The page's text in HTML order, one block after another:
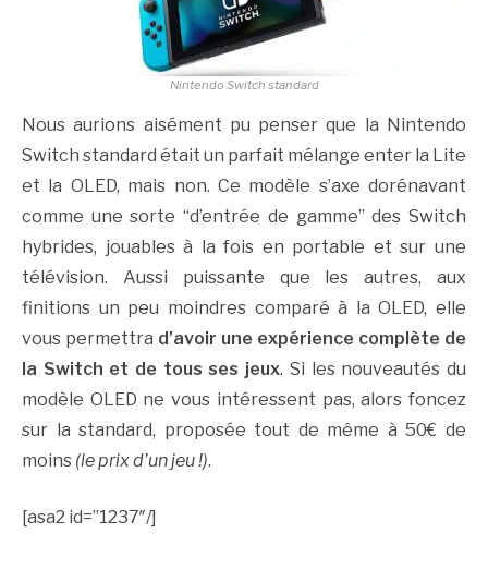
Nintendo Switch standard
Nous aurions aisément pu penser que la Nintendo
Switch standard était un parfait mélange enter la Lite
et la OLED, mais non. Ce modèle s’axe dorénavant
comme une sorte “d’entrée de gamme” des Switch
hybrides, jouables à la fois en portable et sur une
télévision. Aussi puissante que les autres, aux
finitions un peu moindres comparé à la OLED, elle
vous permettra d’avoir une expérience complète de
la Switch et de tous ses jeux. Si les nouveautés du
modèle OLED ne vous intéressent pas, alors foncez
sur la standard, proposée tout de même à 50€ de
moins (le prix d’un jeu !).
[asa2 id=”1237″/]